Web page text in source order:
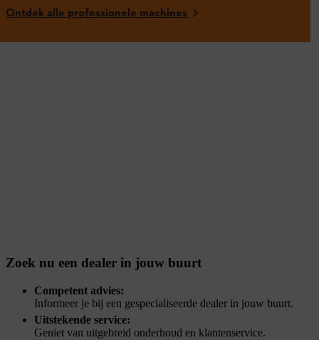
Ontdek alle professionele machines
Zoek nu een dealer in jouw buurt
Competent advies:
Informeer je bij een gespecialiseerde dealer in jouw buurt.
Uitstekende service:
Geniet van uitgebreid onderhoud en klantenservice.